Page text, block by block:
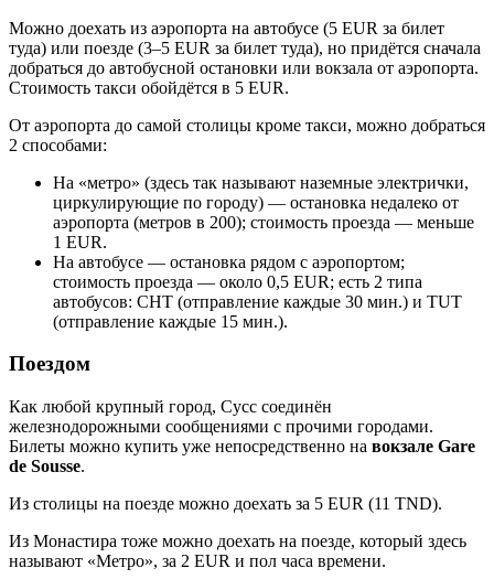
Можно доехать из аэропорта на автобусе (5 EUR за билет
туда) или поезде (3–5 EUR за билет туда), но придётся сначала
добраться до автобусной остановки или вокзала от аэропорта.
Стоимость такси обойдётся в 5 EUR.
От аэропорта до самой столицы кроме такси, можно добраться
2 способами:
На «метро» (здесь так называют наземные электрички,
циркулирующие по городу) — остановка недалеко от
аэропорта (метров в 200); стоимость проезда — меньше
1 EUR.
На автобусе — остановка рядом с аэропортом;
стоимость проезда — около 0,5 EUR; есть 2 типа
автобусов: CHT (отправление каждые 30 мин.) и TUT
(отправление каждые 15 мин.).
Поездом
Как любой крупный город, Сусс соединён
железнодорожными сообщениями с прочими городами.
Билеты можно купить уже непосредственно на вокзале Gare
de Sousse.
Из столицы на поезде можно доехать за 5 EUR (11 TND).
Из Монастира тоже можно доехать на поезде, который здесь
называют «Метро», за 2 EUR и пол часа времени.